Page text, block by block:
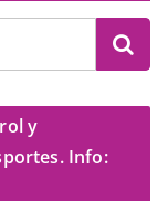
y
Info: